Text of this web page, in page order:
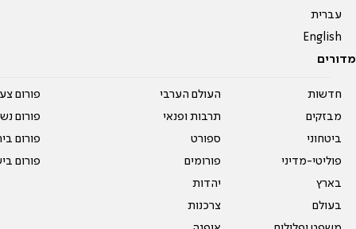
עברית
English
מדורים
חדשות
מבזקים
ביטחוני
פוליטי-מדיני
בארץ
בעולם
העולם הערבי
תרבות ופנאי
ספורט
פורומים
יהדות
צרכנות
פורום
פורום
פורום
פורום